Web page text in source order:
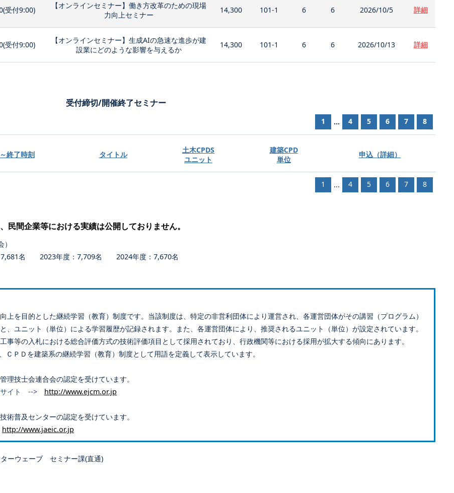
受付9:00)
【オンラインセミナー】働き方改革のための現場
力向上セミナー
14,300 101-1 6 6 2026/10/5 詳細
受付9:00)
【オンラインセミナー】生成AIの急速な進歩が建
設業にどのような影響を与えるか
14,300 101-1 6 6 2026/10/13 詳細
受付締切/開催終了セミナー
1 ... 4 5 6 7 8
終了時刻 タイトル
土木CPDS
ユニット
建築CPD
単位
申込（詳細）
1 ... 4 5 6 7 8
民間企業等における実績は公開しておりません。
名 2023年度：7,709名 2024年度：7,670名
上を目的とした継続学習（教育）制度です。当該制度は、特定の非営利団体により運営され、各運営団体がその講習（プログラム）
ユニット（単位）による学習履歴が記録されます。また、各運営団体により、推奨されるユニット（単位）が設定されています。
等の入札における総合評価方式の技術評価項目として採用されており、行政機関等における採用が拡大する傾向にあります。
ＰＤを建築系の継続学習（教育）制度として用語を定義して表示しています。
技士会連合会の認定を受けています。
サイト --> http://www.ejcm.or.jp
普及センターの認定を受けています。
http://www.jaeic.or.jp
ウェーブ セミナー課(直通)